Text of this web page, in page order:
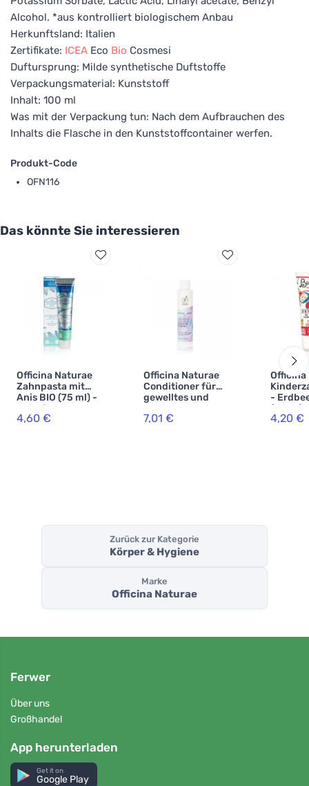
Alcohol. *aus kontrolliert biologischem Anbau
Herkunftsland: Italien
Zertifikate: ICEA Eco Bio Cosmesi
Duftursprung: Milde synthetische Duftstoffe
Verpackungsmaterial: Kunststoff
Inhalt: 100 ml
Was mit der Verpackung tun: Nach dem Aufbrauchen des
Inhalts die Flasche in den Kunststoffcontainer werfen.
Produkt-Code
OFN116
Das könnte Sie interessieren
Officina Naturae
Zahnpasta mit
Anis BIO (75 ml) -
Heilpflanzenkom
bination
4,60 €
Officina Naturae
Conditioner für
gewelltes und
lockiges Haar BIO
(150 ml)
7,01 €
Officina
-
(75 ml) -
4,20 €
Zurück zur Kategorie
Körper & Hygiene
Marke
Officina Naturae
Ferwer
Über uns
Großhandel
App herunterladen
Get it on
Google Play